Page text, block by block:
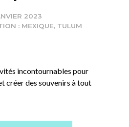
2023
: MEXIQUE, TULUM
incontournables pour
créer des souvenirs à tout